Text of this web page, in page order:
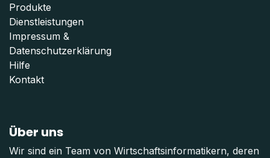
Produkte
Dienstleistungen
Impressum &
Datenschutzerklärung
Hilfe
Kontakt
Über uns
Wir sind ein Team von Wirtschaftsinformatikern, deren